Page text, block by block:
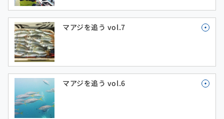
マアジを追う vol.7
マアジを追う vol.6